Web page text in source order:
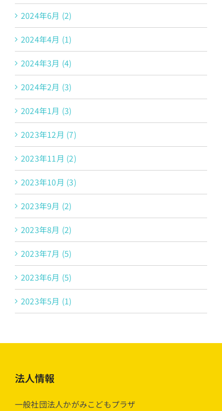
2024年6月 (2)
2024年4月 (1)
2024年3月 (4)
2024年2月 (3)
2024年1月 (3)
2023年12月 (7)
2023年11月 (2)
2023年10月 (3)
2023年9月 (2)
2023年8月 (2)
2023年7月 (5)
2023年6月 (5)
2023年5月 (1)
法人情報
一般社団法人かがみこどもプラザ